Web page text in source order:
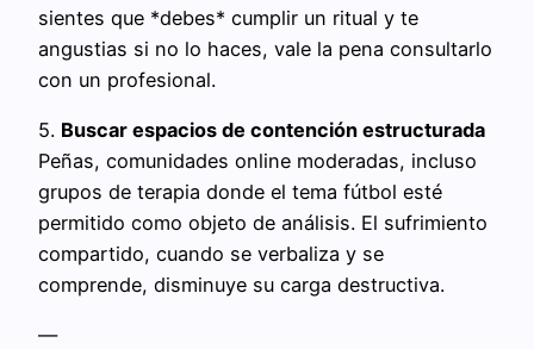
sientes que *debes* cumplir un ritual y te
angustias si no lo haces, vale la pena consultarlo
con un profesional.
5. Buscar espacios de contención estructurada
Peñas, comunidades online moderadas, incluso
grupos de terapia donde el tema fútbol esté
permitido como objeto de análisis. El sufrimiento
compartido, cuando se verbaliza y se
comprende, disminuye su carga destructiva.
—